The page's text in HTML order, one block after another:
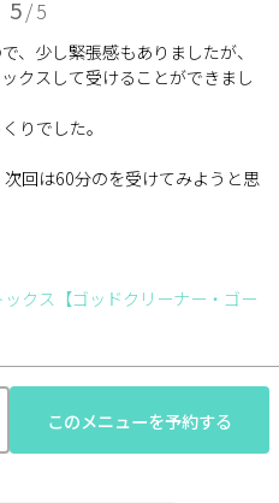
5/5
、少し緊張感もありましたが、
クスして受けることができまし
りでした。
回は60分のを受けてみようと思
クス【ゴッドクリーナー・ゴー
このメニューを予約する